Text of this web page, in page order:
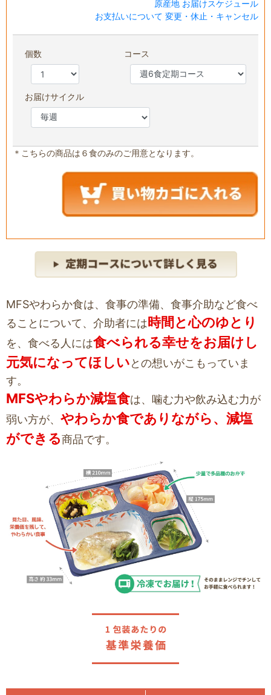
原産地 お届けスケジュール
お支払いについて 変更・休止・キャンセル
個数 コース
お届けサイクル
＊こちらの商品は６食のみのご用意となります。
MFSやわらか食は、食事の準備、食事介助など食べ
ることについて、介助者には時間と心のゆとり
を、食べる人には食べられる幸せをお届けし
元気になってほしいとの想いがこもっていま
す。
MFSやわらか減塩食は、噛む力や飲み込む力が
弱い方が、 やわらか食でありながら、減塩
ができる商品です。